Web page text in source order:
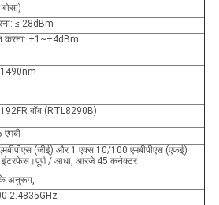
≤-28dBm
करना: +1~+4dBm
बॉब (RTL8290B)
(जीई) और 1 एक्स 10/100 एमबीपीएस (एफई)
/ आधा, आरजे 45 कनेक्टर
अनुरूप,
2.4835GHz